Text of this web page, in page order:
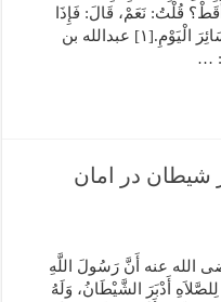
قُلْتُ: نَعَمْ، قَالَ: فَإِذَا
قَالَ: ذَلِکَ قَالَ الشَّیْطَانُ: حُفِظَ مِنِّی سَائِرَ الْیَوْمِ.[۱] عبدالله بن
…
شیطان در امان
الله عنه أَنَّ رَسُولَ اللَّهِ
أَدْبَرَ الشَّیْطَانُ، وَلَهُ